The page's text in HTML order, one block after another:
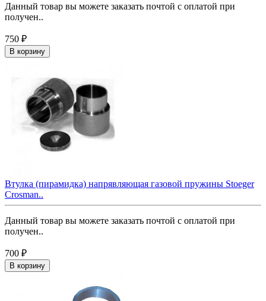
Данный товар вы можете заказать почтой с оплатой при
получен..
750 ₽
В корзину
Втулка (пирамидка) напрявляющая газовой пружины Stoeger
Crosman..
Данный товар вы можете заказать почтой с оплатой при
получен..
700 ₽
В корзину